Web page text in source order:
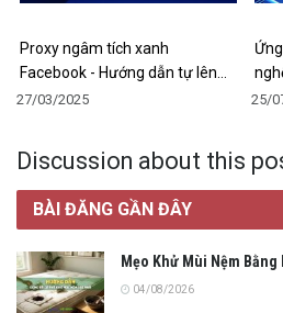
Proxy ngâm tích xanh
Facebook - Hướng dẫn tự lên…
27/03/2025 25/
Discussion about this
BÀI ĐĂNG GẦN ĐÂY
Mẹo Khử Mùi Nệm Bằng
04/08/2026